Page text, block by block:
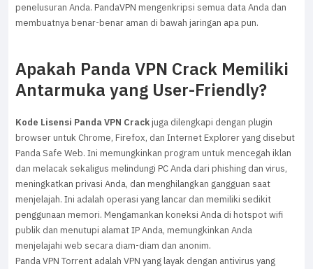
penelusuran Anda. PandaVPN mengenkripsi semua data Anda dan
membuatnya benar-benar aman di bawah jaringan apa pun.
Apakah Panda VPN Crack Memiliki
Antarmuka yang User-Friendly?
Kode Lisensi Panda VPN Crackjuga dilengkapi dengan plugin
browser untuk Chrome, Firefox, dan Internet Explorer yang disebut
Panda Safe Web. Ini memungkinkan program untuk mencegah iklan
dan melacak sekaligus melindungi PC Anda dari phishing dan virus,
meningkatkan privasi Anda, dan menghilangkan gangguan saat
menjelajah. Ini adalah operasi yang lancar dan memiliki sedikit
penggunaan memori. Mengamankan koneksi Anda di hotspot wifi
publik dan menutupi alamat IP Anda, memungkinkan Anda
menjelajahi web secara diam-diam dan anonim.
Panda VPN Torrent adalah VPN yang layak dengan antivirus yang